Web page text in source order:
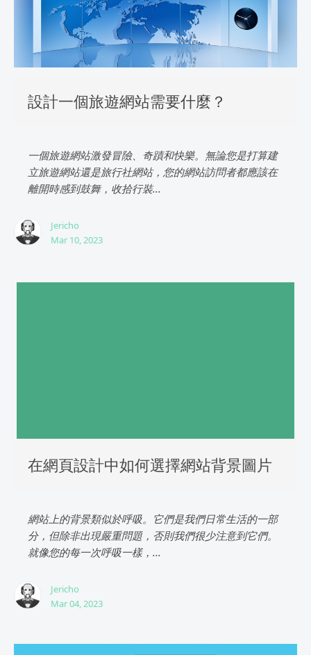
設計一個旅遊網站需要什麼？
一個旅遊網站激發冒險、奇蹟和快樂。無論您是打算建
立旅遊網站還是旅行社網站，您的網站訪問者都應該在
離開時感到鼓舞，收拾行裝...
Jericho
Mar 10, 2023
在網頁設計中如何選擇網站背景圖片
網站上的背景類似於呼吸。它們是我們日常生活的一部
分，但除非出現嚴重問題，否則我們很少注意到它們。
就像您的每一次呼吸一樣，...
Jericho
Mar 04, 2023